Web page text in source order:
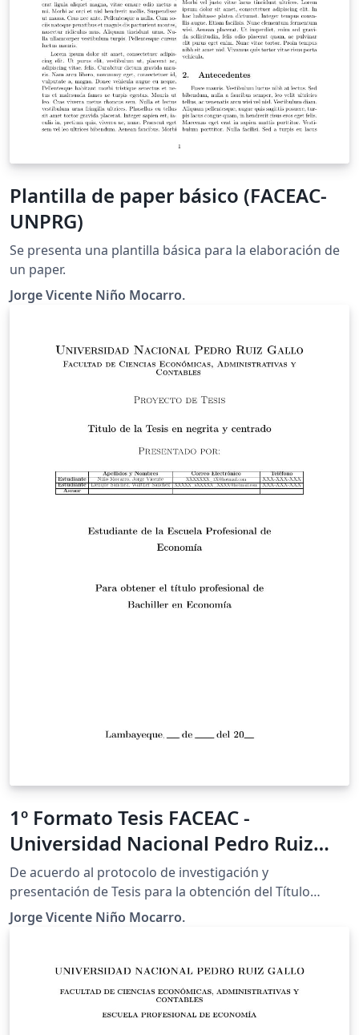
Plantilla de paper básico (FACEAC-
UNPRG)
Se presenta una plantilla básica para la elaboración de
un paper.
Jorge Vicente Niño Mocarro.
1º Formato Tesis FACEAC -
Universidad Nacional Pedro Ruiz
Gallo (PERÚ)
De acuerdo al protocolo de investigación y
presentación de Tesis para la obtención del Título
Profesional, aplicado para la Facultad de Ciencias
Económicas, Administrativas y Contables (FACEAC) -
público en general.
Jorge Vicente Niño Mocarro.